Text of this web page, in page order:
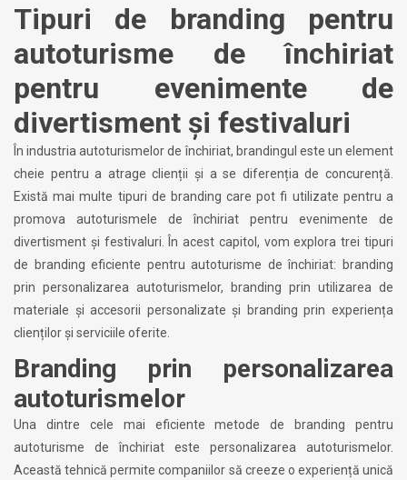
Tipuri de branding pentru
autoturisme de închiriat
pentru evenimente de
divertisment și festivaluri
În industria autoturismelor de închiriat, brandingul este un element
cheie pentru a atrage clienții și a se diferenția de concurență.
Există mai multe tipuri de branding care pot fi utilizate pentru a
promova autoturismele de închiriat pentru evenimente de
divertisment și festivaluri. În acest capitol, vom explora trei tipuri
de branding eficiente pentru autoturisme de închiriat: branding
prin personalizarea autoturismelor, branding prin utilizarea de
materiale și accesorii personalizate și branding prin experiența
clienților și serviciile oferite.
Branding prin personalizarea
autoturismelor
Una dintre cele mai eficiente metode de branding pentru
autoturisme de închiriat este personalizarea autoturismelor.
Această tehnică permite companiilor să creeze o experiență unică